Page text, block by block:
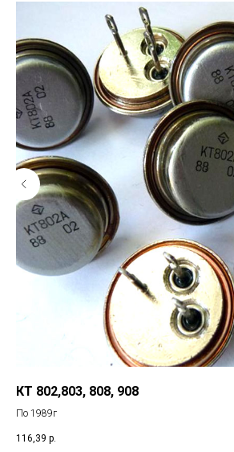
КТ 802,803, 808, 908
По 1989г
116,39 р.